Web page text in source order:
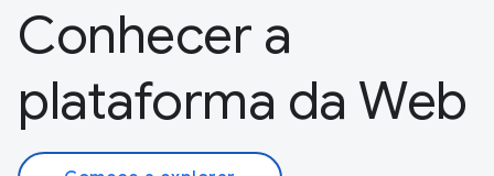
Conhecer a
plataforma da Web